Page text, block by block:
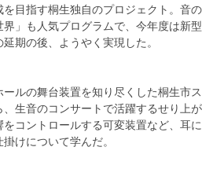
目指す桐生独自のプロジェクト。音の
」も人気プログラムで、今年度は新型
期の後、ようやく実現した。
ルの舞台装置を知り尽くした桐生市ス
生音のコンサートで活躍するせり上が
コントロールする可変装置など、耳に
けについて学んだ。